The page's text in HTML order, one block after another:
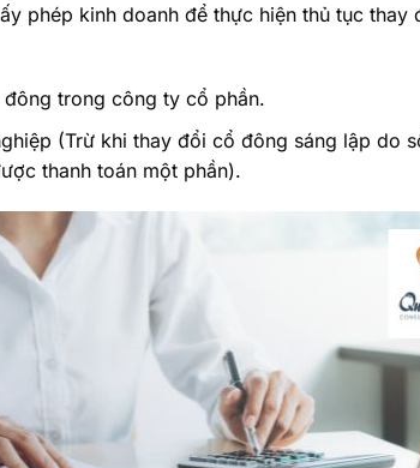
phép kinh doanh để thực hiện thủ tục
trong công ty cổ phần.
(Trừ khi thay đổi cổ đông sáng lập do
thanh toán một phần).